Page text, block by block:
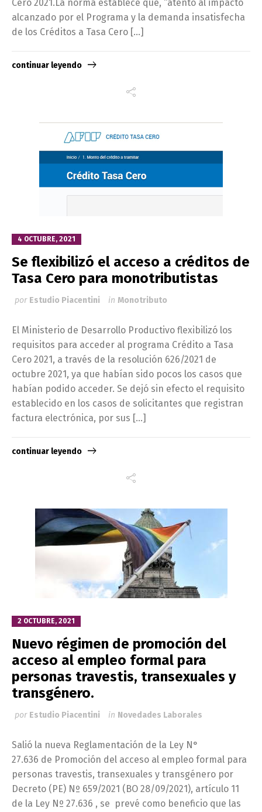
Cero 2021.La norma establece que, “atento al impacto
alcanzado por el Programa y la demanda insatisfecha
de los Créditos a Tasa Cero […]
continuar leyendo
4 OCTUBRE, 2021
Se flexibilizó el acceso a créditos de
Tasa Cero para monotributistas
por Estudio Piacentini in Monotributo
El Ministerio de Desarrollo Productivo flexibilizó los
requisitos para acceder al programa Crédito a Tasa
Cero 2021, a través de la resolución 626/2021 de
octubre 2021, ya que habían sido pocos los casos que
habían podido acceder. Se dejó sin efecto el requisito
establecido en los casos de solicitantes que registran
factura electrónica, por sus […]
continuar leyendo
2 OCTUBRE, 2021
Nuevo régimen de promoción del
acceso al empleo formal para
personas travestis, transexuales y
transgénero.
por Estudio Piacentini in Novedades Laborales
Salió la nueva Reglamentación de la Ley N°
27.636 de Promoción del acceso al empleo formal para
personas travestis, transexuales y transgénero por
Decreto (PE) Nº 659/2021 (BO 28/09/2021), artículo 11
de la Ley Nº 27.636 , se prevé como beneficio que las